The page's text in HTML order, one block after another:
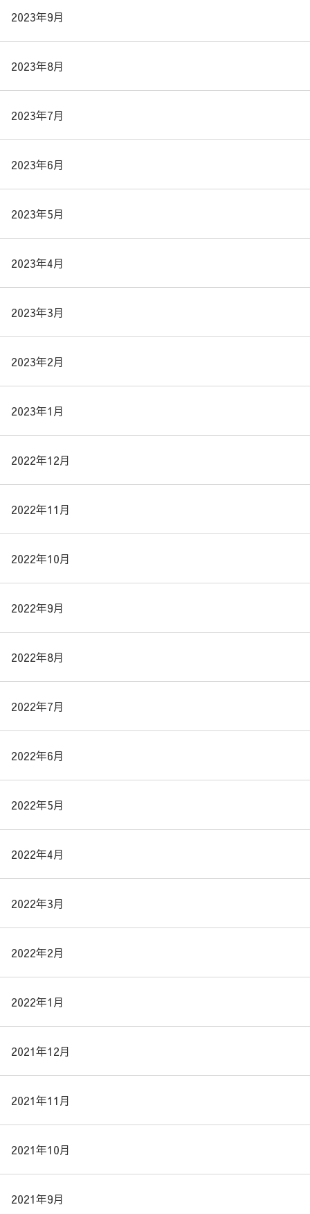
2023年9月
2023年8月
2023年7月
2023年6月
2023年5月
2023年4月
2023年3月
2023年2月
2023年1月
2022年12月
2022年11月
2022年10月
2022年9月
2022年8月
2022年7月
2022年6月
2022年5月
2022年4月
2022年3月
2022年2月
2022年1月
2021年12月
2021年11月
2021年10月
2021年9月